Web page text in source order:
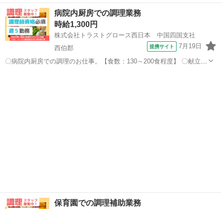
減)/職員2名体制≫ ▼厨房にて、夕食の簡単な調理・盛付け・洗浄
等。 《必須資格》 ◇不問 《必須条件》 ◇調理業務経験者 ※お仕事
No.CS-704...
鳥取 倉吉市 キッチン
病院内厨房での調理業務
時給1,300円
株式会社トラストグロース西日本 中国四国支社
西伯郡
提携サイト 7月19日
〇病院内厨房での調理のお仕事。【食数：130～200食程度】 〇献立に
保育園での調理補助業務